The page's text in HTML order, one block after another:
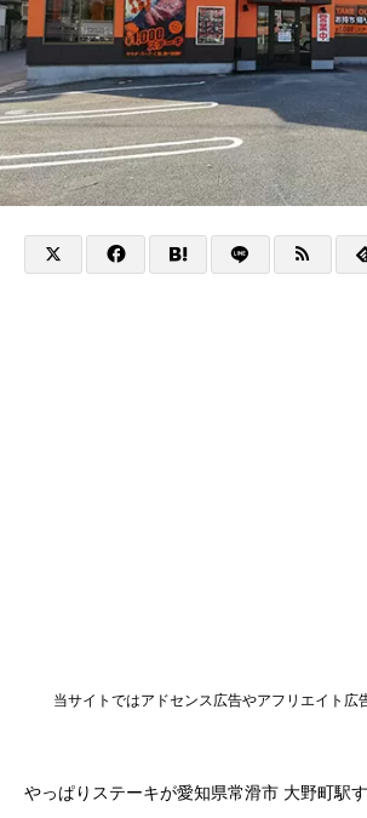
当サイトではアドセンス広告やアフリエイト広
やっぱりステーキが愛知県常滑市 大野町駅